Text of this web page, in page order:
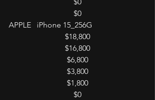
$0
$0
APPLE   iPhone 15_256G
$18,800
$16,800
$6,800
$3,800
$1,800
$0